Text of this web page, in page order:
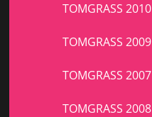
TOMGRASS 2010
TOMGRASS 2009
TOMGRASS 2007
TOMGRASS 2008